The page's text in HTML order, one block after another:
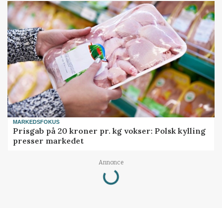
MARKEDSFOKUS
Prisgab på 20 kroner pr. kg vokser: Polsk kylling
presser markedet
Annonce
Loading...